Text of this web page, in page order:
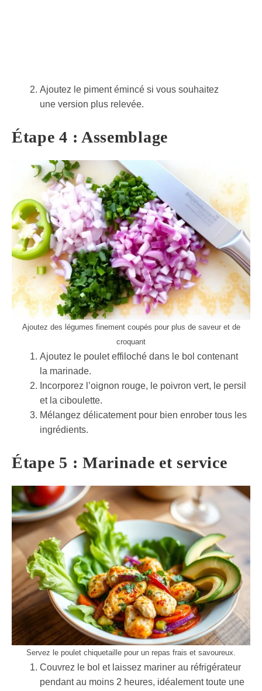
Ajoutez le piment émincé si vous souhaitez
une version plus relevée.
Étape 4 : Assemblage
Ajoutez des légumes finement coupés pour plus de saveur et de
croquant
Ajoutez le poulet effiloché dans le bol contenant
la marinade.
Incorporez l’oignon rouge, le poivron vert, le persil
et la ciboulette.
Mélangez délicatement pour bien enrober tous les
ingrédients.
Étape 5 : Marinade et service
Servez le poulet chiquetaille pour un repas frais et savoureux.
Couvrez le bol et laissez mariner au réfrigérateur
pendant au moins 2 heures, idéalement toute une